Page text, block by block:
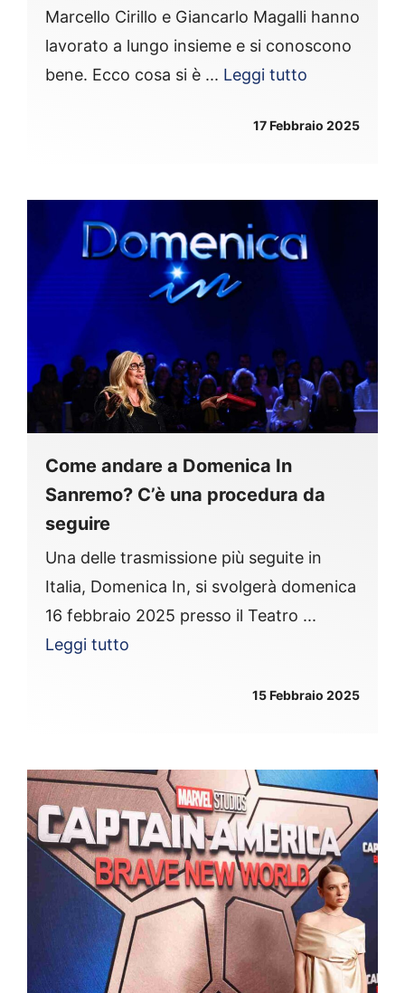
Marcello Cirillo e Giancarlo Magalli hanno
lavorato a lungo insieme e si conoscono
bene. Ecco cosa si è ... Leggi tutto
17 Febbraio 2025
Come andare a Domenica In
Sanremo? C’è una procedura da
seguire
Una delle trasmissione più seguite in
Italia, Domenica In, si svolgerà domenica
16 febbraio 2025 presso il Teatro ...
Leggi tutto
15 Febbraio 2025